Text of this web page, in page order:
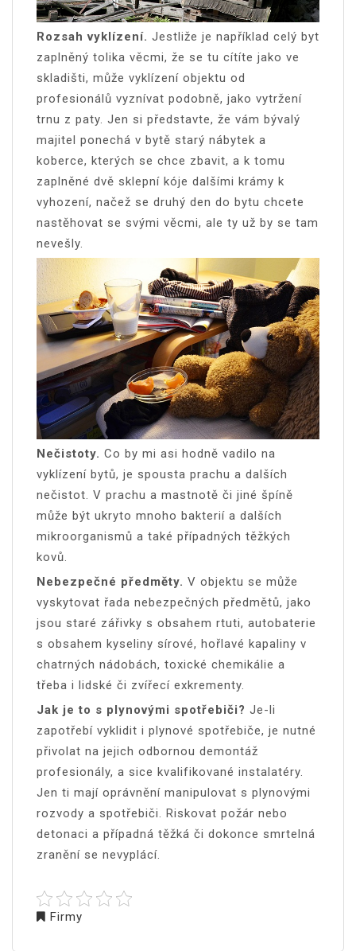
Rozsah vyklízení. Jestliže je například celý byt
zaplněný tolika věcmi, že se tu cítíte jako ve
skladišti, může vyklízení objektu od
profesionálů vyznívat podobně, jako vytržení
trnu z paty. Jen si představte, že vám bývalý
majitel ponechá v bytě starý nábytek a
koberce, kterých se chce zbavit, a k tomu
zaplněné dvě sklepní kóje dalšími krámy k
vyhození, načež se druhý den do bytu chcete
nastěhovat se svými věcmi, ale ty už by se tam
nevešly.
Nečistoty. Co by mi asi hodně vadilo na
vyklízení bytů, je spousta prachu a dalších
nečistot. V prachu a mastnotě či jiné špíně
může být ukryto mnoho bakterií a dalších
mikroorganismů a také případných těžkých
kovů.
Nebezpečné předměty. V objektu se může
vyskytovat řada nebezpečných předmětů, jako
jsou staré zářivky s obsahem rtuti, autobaterie
s obsahem kyseliny sírové, hořlavé kapaliny v
chatrných nádobách, toxické chemikálie a
třeba i lidské či zvířecí exkrementy.
Jak je to s plynovými spotřebiči? Je-li
zapotřebí vyklidit i plynové spotřebiče, je nutné
přivolat na jejich odbornou demontáž
profesionály, a sice kvalifikované instalatéry.
Jen ti mají oprávnění manipulovat s plynovými
rozvody a spotřebiči. Riskovat požár nebo
detonaci a případná těžká či dokonce smrtelná
zranění se nevyplácí.
Firmy